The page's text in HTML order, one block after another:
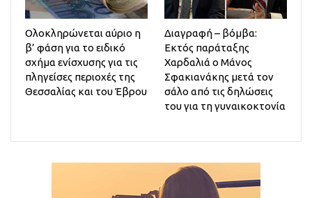
Ολοκληρώνεται αύριο η
β’ φάση για το ειδικό
σχήμα ενίσχυσης για τις
πληγείσες περιοχές της
Θεσσαλίας και του Έβρου
Διαγραφή – βόμβα:
Εκτός παράταξης
Χαρδαλιά ο Μάνος
Σφακιανάκης μετά τον
σάλο από τις δηλώσεις
του για τη γυναικοκτονία